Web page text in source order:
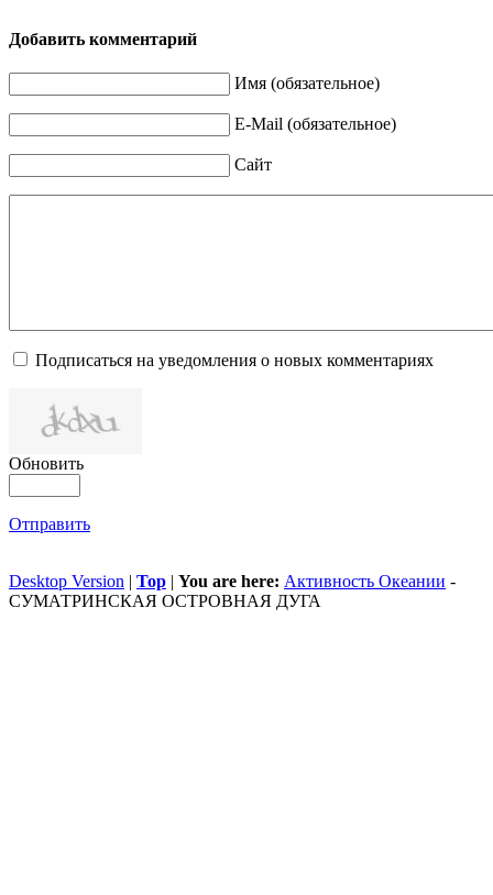
Добавить комментарий
Имя (обязательное)
E-Mail (обязательное)
Сайт
Подписаться на уведомления о новых комментариях
Обновить
Отправить
Desktop Version | Top | You are here: Активность Океании -
СУМАТРИНСКАЯ ОСТРОВНАЯ ДУГА